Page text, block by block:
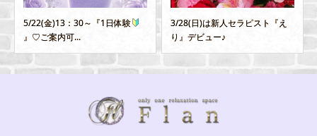
5/22(金)13：30～『1日体験
』♡ご案内可...
3/28(日)は新人セラピスト『え
り』デビュー♪